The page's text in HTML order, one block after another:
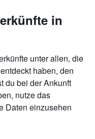
in
unter allen, die
haben, den
du bei der Ankunft
nutze das
Daten einzusehen